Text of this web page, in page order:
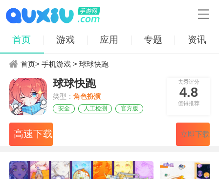

首页 游戏 应用 专题 资讯
首页>手机游戏 > 球球快跑
球球快跑
类型：角色扮演
安全 人工检测 官方版
去秀评分
4.8
值得推荐
高速下载 立即下载